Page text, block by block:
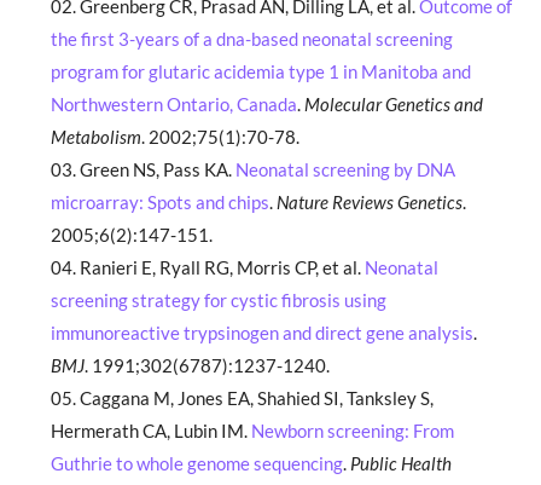
Greenberg CR, Prasad AN, Dilling LA, et al.Outcome of
the first 3-years of a dna-based neonatal screening
program for glutaric acidemia type 1 in Manitoba and
Northwestern Ontario, Canada. Molecular Genetics and
Metabolism. 2002;75(1):70-78.
Green NS, Pass KA. Neonatal screening by DNA
microarray: Spots and chips. Nature Reviews Genetics.
2005;6(2):147-151.
Ranieri E, Ryall RG, Morris CP, et al. Neonatal
screening strategy for cystic fibrosis using
immunoreactive trypsinogen and direct gene analysis.
BMJ. 1991;302(6787):1237-1240.
Caggana M, Jones EA, Shahied SI, Tanksley S,
Hermerath CA, Lubin IM. Newborn screening: From
Guthrie to whole genome sequencing. Public Health